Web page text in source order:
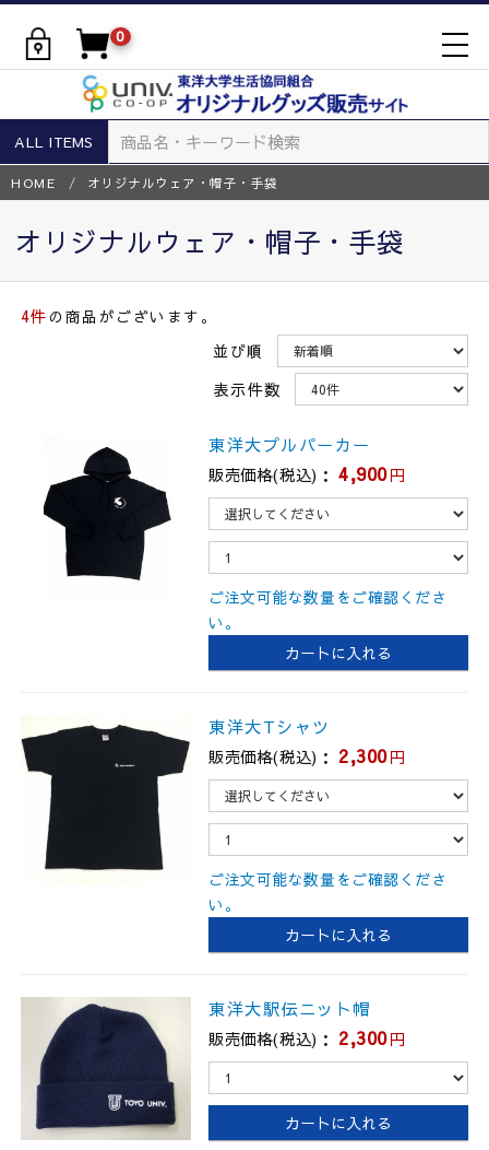
0
ALL ITEMS
HOME オリジナルウェア・帽子・手袋
オリジナルウェア・帽子・手袋
4件 の商品がございます。
並び順
表示件数
東洋大プルパーカー
販売価格(税込)： 4,900円
ご注文可能な数量をご確認くださ
い。
東洋大Tシャツ
販売価格(税込)： 2,300円
ご注文可能な数量をご確認くださ
い。
東洋大駅伝ニット帽
販売価格(税込)： 2,300円